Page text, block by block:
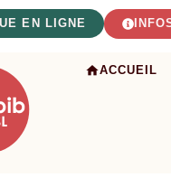
EN LIGNE
ACCUEIL